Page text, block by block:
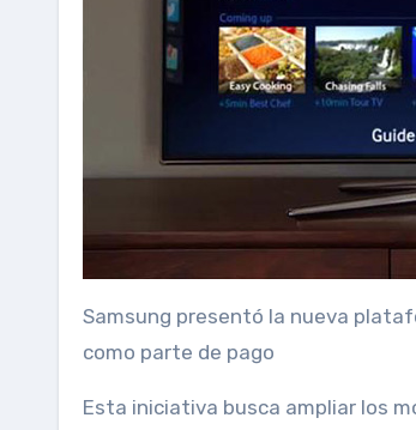
Samsung presentó la nueva
como parte de pago
Esta iniciativa busca ampliar los